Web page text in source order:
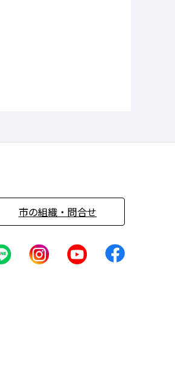
市の組織・問合せ